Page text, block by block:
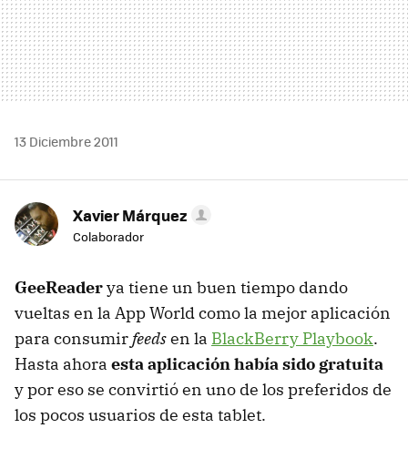
13 Diciembre 2011
Xavier Márquez
Colaborador
GeeReaderya tiene un buen tiempo dando
vueltas en la App World como la mejor aplicación
para consumirfeedsen la BlackBerry Playbook.
Hasta ahora esta aplicación había sido gratuita
y por eso se convirtió en uno de los preferidos de
los pocos usuarios de esta tablet.